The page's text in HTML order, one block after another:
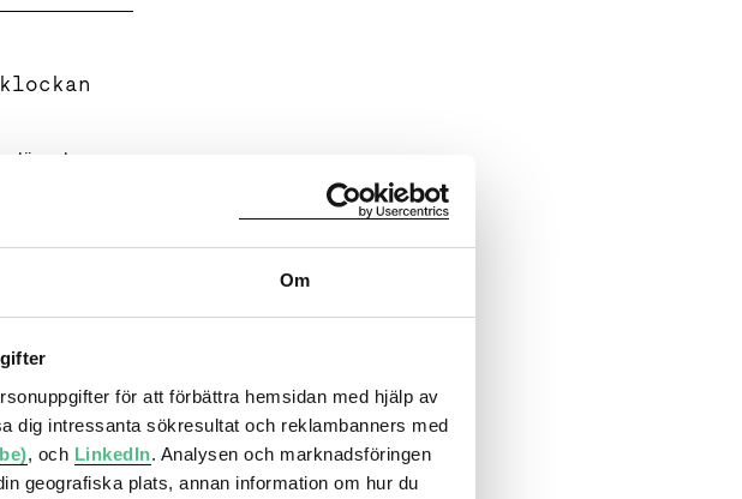
Om
för att förbättra hemsidan med hjälp av
dig intressanta sökresultat och reklambanners med
, och LinkedIn. Analysen och marknadsföringen
geografiska plats, annan information om hur du
där vd
svenska
angivet